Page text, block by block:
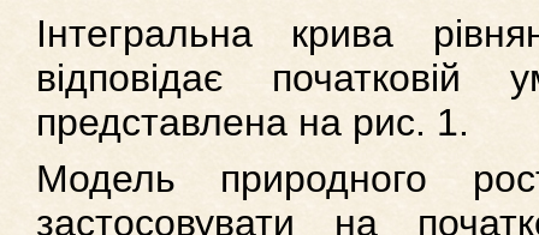
Інтегральна крива
відповідає початковій
представлена на рис. 1.
Модель природного
застосовувати на